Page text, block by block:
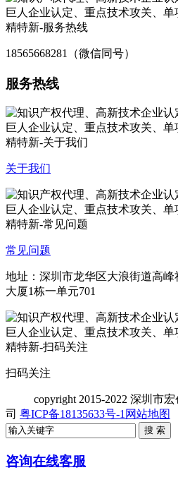
18565668281（微信同号）
服务热线
关于我们
常见问题
地址：深圳市龙华区大浪街道高
大厦1栋一单元701
扫码关注
copyright 2015-2022 深圳市
司 粤ICP备18135633号-1 网站地图
咨询在线客服